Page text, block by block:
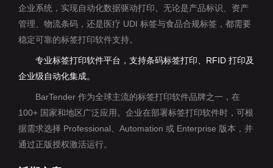
企业系统，实现自动化数据驱动打印。无论是产品标识、资产
管理、物流条码，还是医疗 UDI 标签与食品合规标签，都需要
稳定可靠的标签打印软件支持。
专业标签打印软件平台，支持条码标签打印、RFID 打印及
企业级自动化集成。
BarTender 作为全球主流的标签打印软件品牌之一，在
100+ 国家和地区广泛应用。企业在部署标签打印软件时，可根
据需求选择 Professional、Automation 或 Enterprise 版本，并
通过正版授权激活运行。